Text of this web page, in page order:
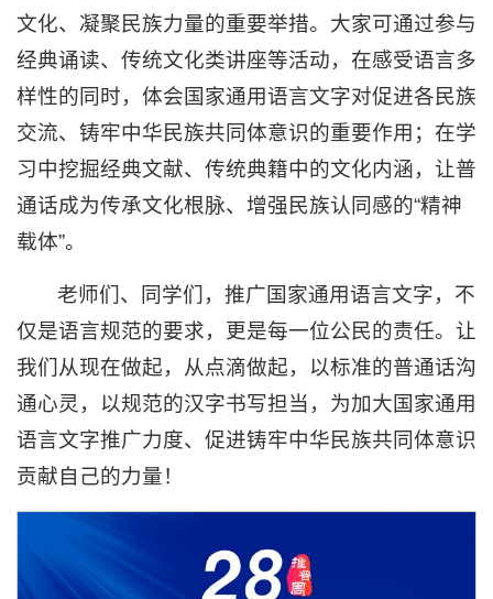
文化、凝聚民族力量的重要举措。大家可通过参与
经典诵读、传统文化类讲座等活动，在感受语言多
样性的同时，体会国家通用语言文字对促进各民族
交流、铸牢中华民族共同体意识的重要作用；在学
习中挖掘经典文献、传统典籍中的文化内涵，让普
通话成为传承文化根脉、增强民族认同感的“精神
载体”。
老师们、同学们，推广国家通用语言文字，不
仅是语言规范的要求，更是每一位公民的责任。让
我们从现在做起，从点滴做起，以标准的普通话沟
通心灵，以规范的汉字书写担当，为加大国家通用
语言文字推广力度、促进铸牢中华民族共同体意识
贡献自己的力量！